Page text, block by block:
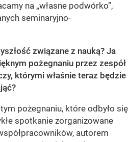
na „własne podwórko”,
seminaryjno-
związane z nauką? Ja
pożegnaniu przez zespół
którymi właśnie teraz będzie
pożegnaniu, które odbyło się
spotkanie zorganizowane
autorem